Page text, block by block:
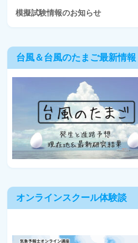
模擬試験情報のお知らせ
台風＆台風のたまご最新情報
オンラインスクール体験談